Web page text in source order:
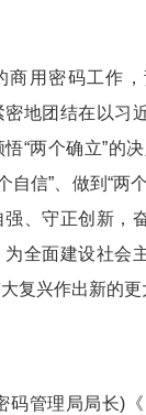
商用密码工作
地团结在以习
“两个确立”的
自信”、做到“两
、守正创新，
全面建设社会
复兴作出新的更
码管理局局长)